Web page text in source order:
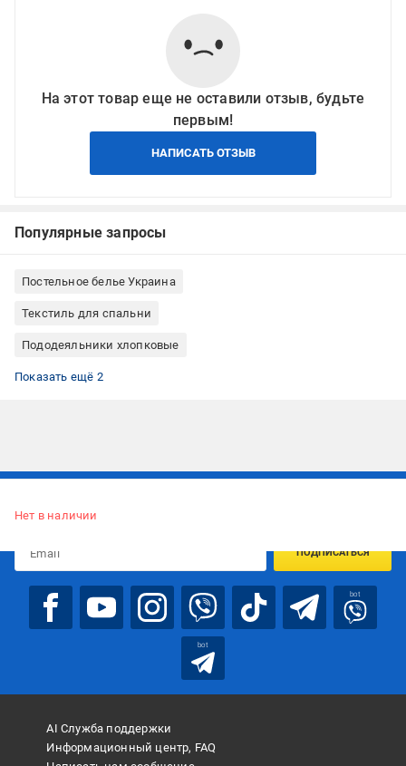
На этот товар еще не оставили отзыв, будьте
первым!
НАПИСАТЬ ОТЗЫВ
Популярные запросы
Постельное белье Украина
Текстиль для спальни
Пододеяльники хлопковые
Пододеяльники со страйп-сатина
Пододеяльники однотонные
Показать ещё 2
Нет в наличии
ПОДПИСАТЬСЯ
bot
bot
AI Служба поддержки
Информационный центр, FAQ